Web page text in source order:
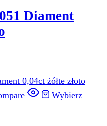
Diament
Wybierz